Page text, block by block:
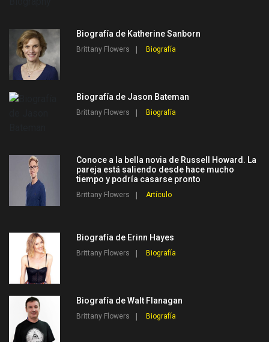
Biografía de Katherine Sanborn
Brittany Flowers Biografía
Biografía de Jason Bateman
Brittany Flowers Biografía
Conoce a la bella novia de Russell Howard. La
pareja está saliendo desde hace mucho
tiempo y podría casarse pronto
Brittany Flowers Artículo
Biografía de Erinn Hayes
Brittany Flowers Biografía
Biografía de Walt Flanagan
Brittany Flowers Biografía